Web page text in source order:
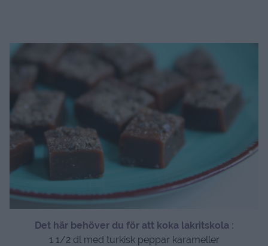
Det här behöver du för att koka lakritskola :
1 1/2 dl med turkisk peppar karameller